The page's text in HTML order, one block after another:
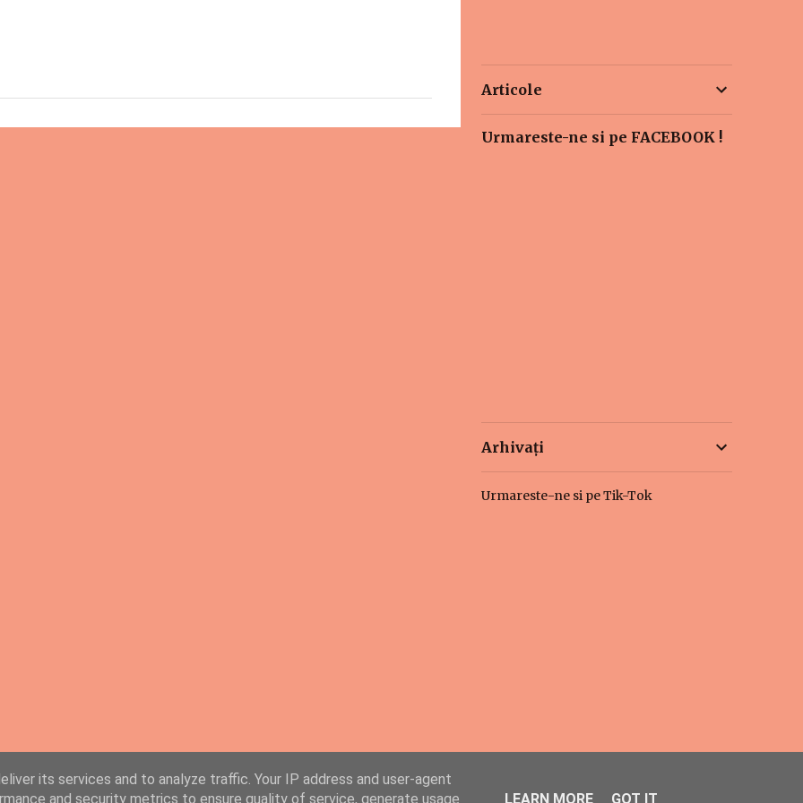
Articole
Urmareste-ne si pe FACEBOOK !
Arhivați
Urmareste-ne si pe Tik-Tok
its services and to analyze traffic. Your IP address and user-agent
and security metrics to ensure quality of service, generate usage
LEARN MORE GOT IT